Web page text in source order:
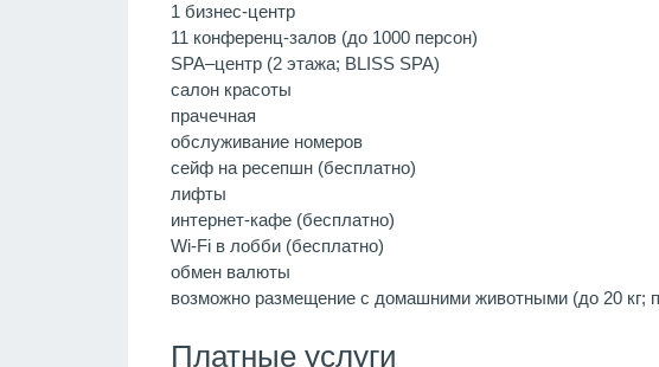
1 бизнес-центр
11 конференц-залов (до 1000 персон)
SPA–центр (2 этажа; BLISS SPA)
салон красоты
прачечная
обслуживание номеров
сейф на ресепшн (бесплатно)
лифты
интернет-кафе (бесплатно)
Wi-Fi в лобби (бесплатно)
обмен валюты
возможно размещение с домашними животными (до 20 кг;
Платные услуги